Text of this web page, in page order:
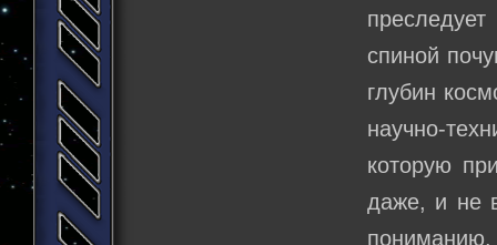
спиной
глубин
научно-
которую
даже, и не